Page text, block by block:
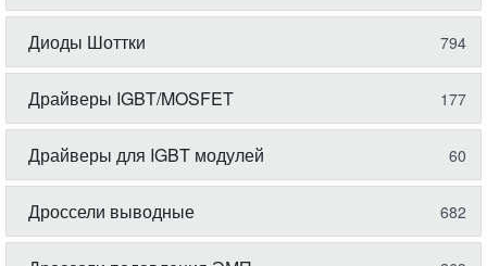
Диоды Шоттки 794
Драйверы IGBT/MOSFET 177
Драйверы для IGBT модулей 60
Дроссели выводные 682